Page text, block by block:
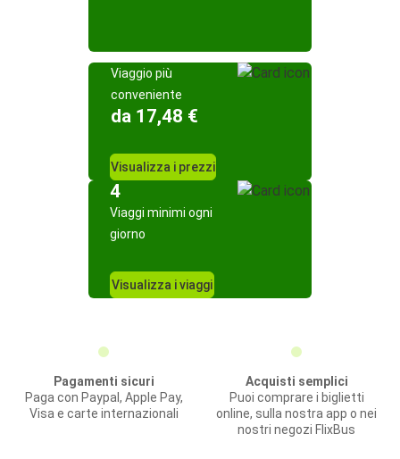
Viaggio più
conveniente
da 17,48 €
Visualizza i prezzi
4
Viaggi minimi ogni
giorno
Visualizza i viaggi
Pagamenti sicuri
Paga con Paypal, Apple Pay,
Visa e carte internazionali
Acquisti semplici
Puoi comprare i biglietti
online, sulla nostra app o nei
nostri negozi FlixBus